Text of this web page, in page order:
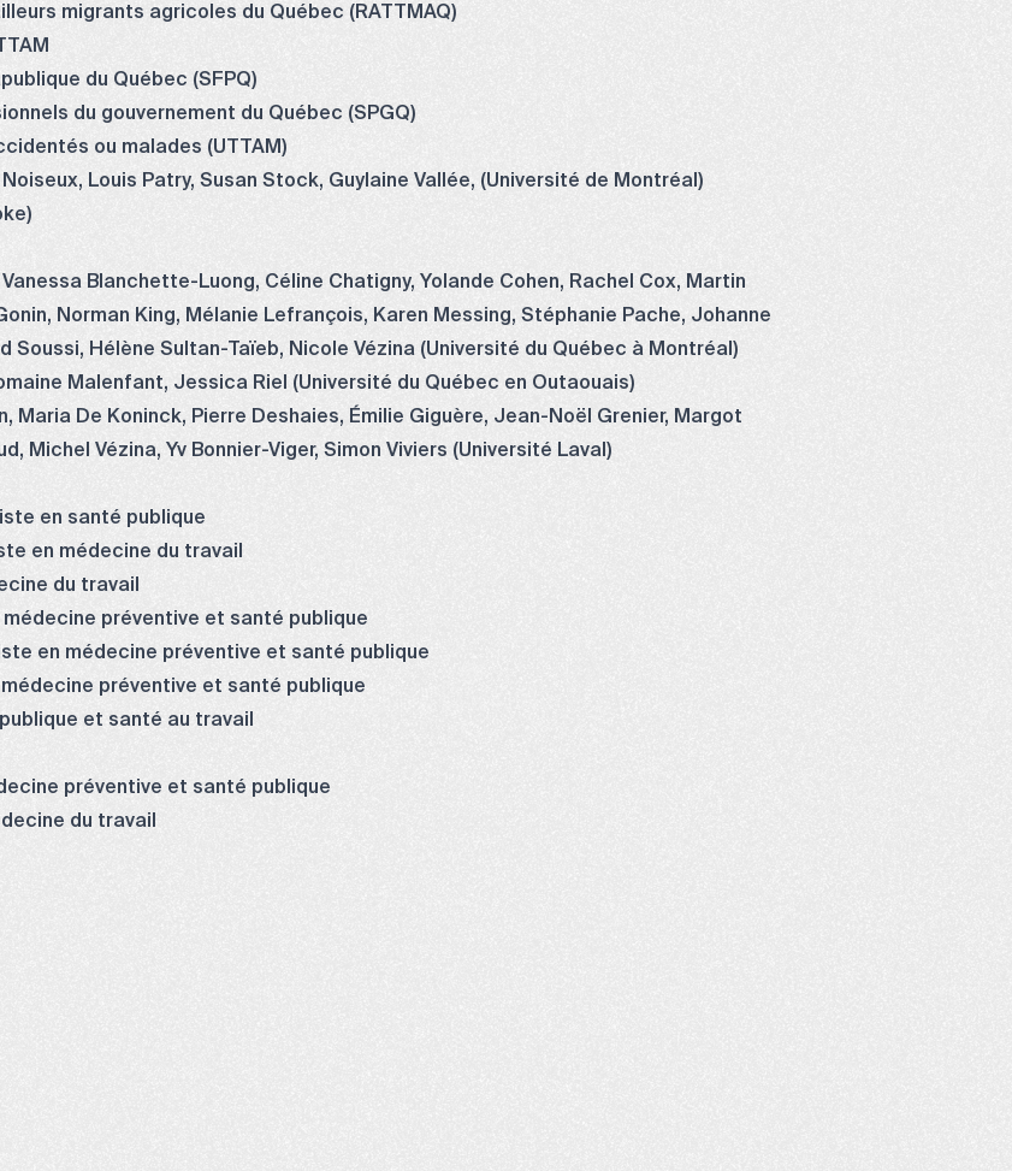
migrants agricoles du Québec (RATTMAQ)
du Québec (SFPQ)
du gouvernement du Québec (SPGQ)
ou malades (UTTAM)
Louis Patry, Susan Stock, Guylaine Vallée, (Université de Montréal)
Blanchette-Luong, Céline Chatigny, Yolande Cohen, Rachel Cox, Martin
Norman King, Mélanie Lefrançois, Karen Messing, Stéphanie Pache, Johanne
Soussi, Hélène Sultan-Taïeb, Nicole Vézina (Université du Québec à Montréal)
Malenfant, Jessica Riel (Université du Québec en Outaouais)
Maria De Koninck, Pierre Deshaies, Émilie Giguère, Jean-Noël Grenier, Margot
Michel Vézina, Yv Bonnier-Viger, Simon Viviers (Université Laval)
en santé publique
en médecine du travail
du travail
préventive et santé publique
en médecine préventive et santé publique
préventive et santé publique
et santé au travail
préventive et santé publique
du travail